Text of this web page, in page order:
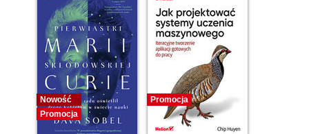
Nowość
Promocja
Promocja